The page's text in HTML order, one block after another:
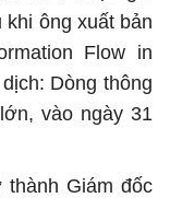
khi ông xuất bản
Flow in
Dòng thông
vào ngày 31
thành Giám đốc